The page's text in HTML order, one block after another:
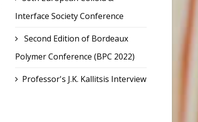
Interface Society Conference
Second Edition of Bordeaux
Polymer Conference (BPC 2022)
Professor's J.K. Kallitsis Interview